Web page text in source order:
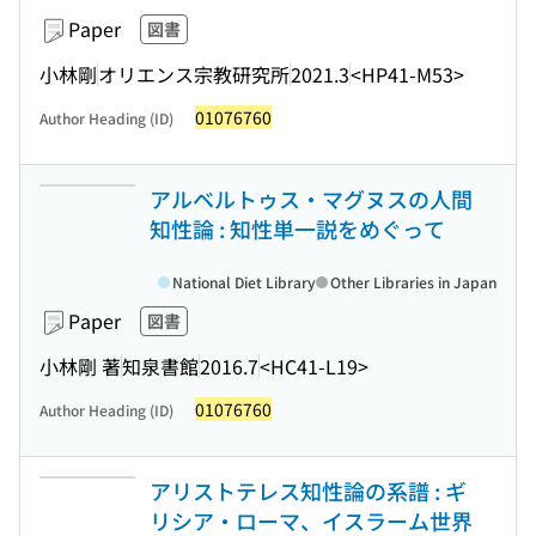
Paper 図書
小林剛オリエンス宗教研究所2021.3<HP41-M53>
Author Heading (ID) 01076760
アルベルトゥス・マグヌスの人間
知性論 : 知性単一説をめぐって
Paper 図書
小林剛 著知泉書館2016.7<HC41-L19>
National Diet Library Other Libraries in Japan
Author Heading (ID) 01076760
アリストテレス知性論の系譜 : ギ
リシア・ローマ、イスラーム世界